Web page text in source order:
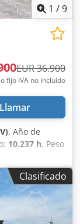
1 /9
EUR 36.900
fijo IVA no incluído
Llamar
, Año de
10.237 h, Peso
de
fabricación
8.960 mm,
máximo
del motor: 239
Clasificado